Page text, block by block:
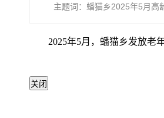
主题词：蟠猫乡2025年5月高
2025年5月，蟠猫乡发放老